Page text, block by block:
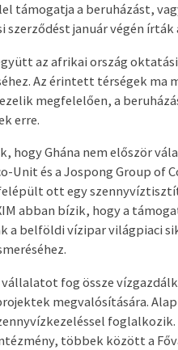
támogatja a beruházást,
szerződést január végén írták
az afrikai ország
Az érintett térségek ma
megfelelően, a
erre.
hogy Ghána nem először
Unit és a Jospong Group of
ott egy
abban bízik, hogy a
a belföldi vízipar világpiaci
fog össze
megvalósítására.
többek között a